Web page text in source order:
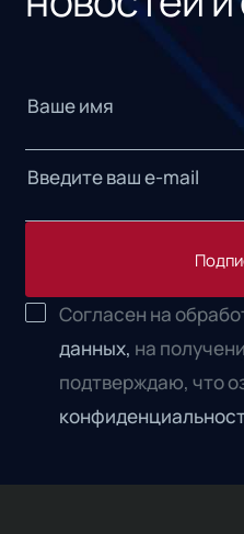
Согласен на
данных, на
подтверждаю, что